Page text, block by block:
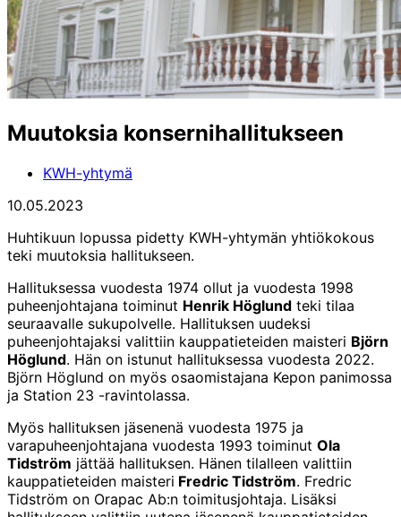
Muutoksia konsernihallitukseen
KWH-yhtymä
10.05.2023
Huhtikuun lopussa pidetty KWH-yhtymän yhtiökokous
teki muutoksia hallitukseen.
Hallituksessa vuodesta 1974 ollut ja vuodesta 1998
puheenjohtajana toiminut Henrik Höglund teki tilaa
seuraavalle sukupolvelle. Hallituksen uudeksi
puheenjohtajaksi valittiin kauppatieteiden maisteri Björn
Höglund. Hän on istunut hallituksessa vuodesta 2022.
Björn Höglund on myös osaomistajana Kepon panimossa
ja Station 23 -ravintolassa.
Myös hallituksen jäsenenä vuodesta 1975 ja
varapuheenjohtajana vuodesta 1993 toiminut Ola
Tidström jättää hallituksen. Hänen tilalleen valittiin
kauppatieteiden maisteri Fredric Tidström. Fredric
Tidström on Orapac Ab:n toimitusjohtaja. Lisäksi